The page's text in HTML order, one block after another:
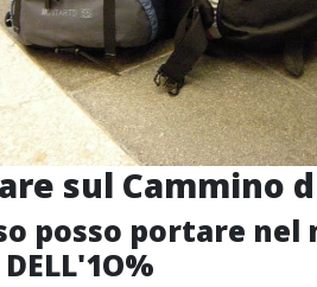
sul Cammino
posso portare nel
DELL'1O%